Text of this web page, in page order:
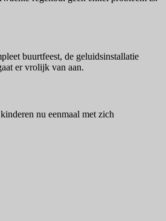
buurtfeest, de geluidsinstallatie
er vrolijk van aan.
nu eenmaal met zich